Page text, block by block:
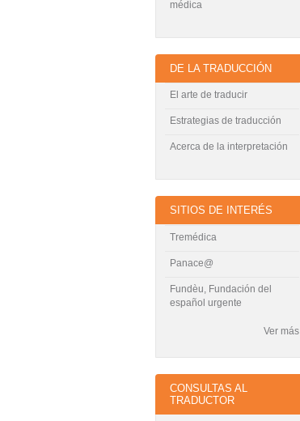
médica
DE LA TRADUCCIÓN
El arte de traducir
Estrategias de traducción
Acerca de la interpretación
SITIOS DE INTERÉS
Tremédica
Panace@
Fundèu, Fundación del
español urgente
Ver más
CONSULTAS AL
TRADUCTOR